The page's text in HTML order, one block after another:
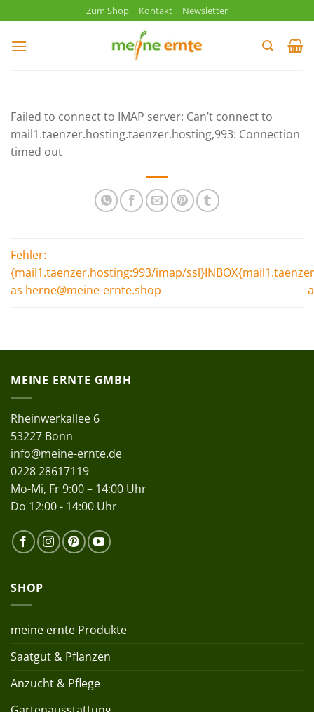
Inhalt
springen
Zum Shop Kontakt Newsletter
Failed to connect to IMAP server: Can’t connect to
mail1.taenzer.hosting.taenzer.hosting,993: Connection
timed out
Fehler:
{mail1.taenzer.hosting:993/imap/ssl}INBOX
as herne@meine-ernte.shop
MEINE ERNTE GMBH
Rheinwerkallee 6
53227 Bonn
info@meine-ernte.de
0228 28617119
Mo-Mi, Fr 9:00 – 14:00 Uhr
Do 12:00 - 14:00 Uhr
SHOP
meine ernte Produkte
Saatgut & Pflanzen
Anzucht & Pflege